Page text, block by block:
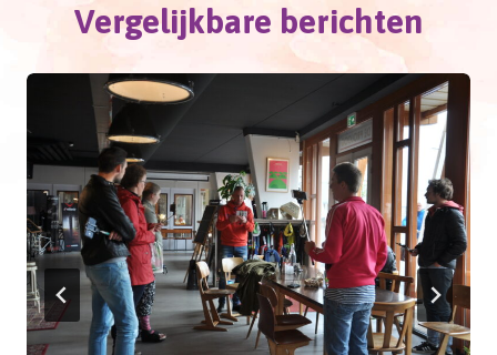
Vergelijkbare berichten